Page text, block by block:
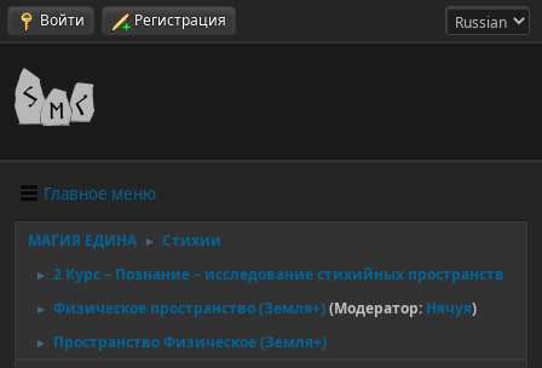
Войти Регистрация
Главное меню
МАГИЯ ЕДИНА ► Стихии
► 2 Курс – Познание – исследование стихийных пространств
► Физическое пространство (Земля+)(Модератор: Нячуя)
► Пространство Физическое (Земля+)